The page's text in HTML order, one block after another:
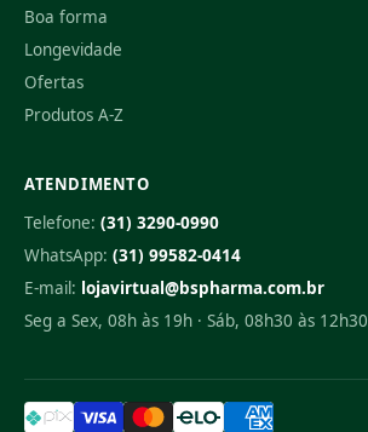
Boa forma
Longevidade
Ofertas
Produtos A-Z
ATENDIMENTO
Telefone: (31) 3290-0990
WhatsApp: (31) 99582-0414
E-mail: lojavirtual@bspharma.com.br
Seg a Sex, 08h às 19h · Sáb, 08h30 às 12h30